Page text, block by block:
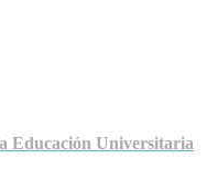
Educación Universitaria